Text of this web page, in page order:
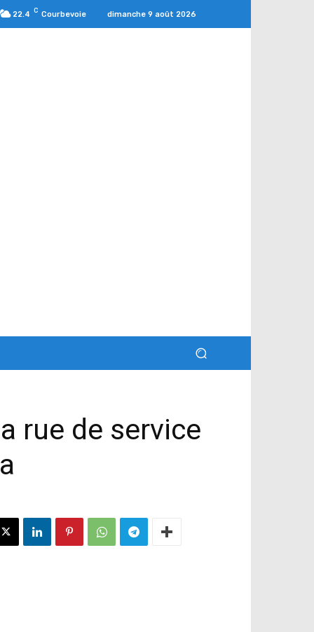
22.4 C Courbevoie dimanche 9 août 2026
rue de service